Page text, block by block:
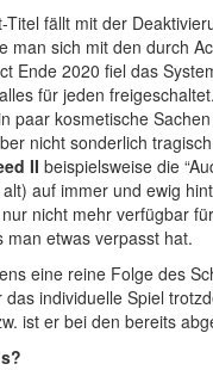
Titel fällt mit der
man sich mit den durch
Ende 2020 fiel das
für jeden
paar kosmetische
nicht sonderlich
II beispielsweise die
auf immer und ewig
nicht mehr verfügbar
man etwas verpasst hat.
eine reine Folge des
individuelle Spiel
ist er bei den bereits